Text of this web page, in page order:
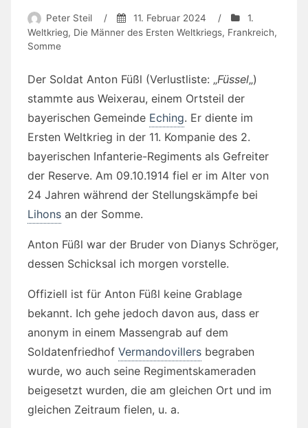
Peter Steil / 11. Februar 2024 /
1.
Weltkrieg, Die Männer des Ersten Weltkriegs, Frankreich,
Somme
Der Soldat Anton Füßl (Verlustliste: „Füssel„)
stammte aus Weixerau, einem Ortsteil der
bayerischen Gemeinde Eching. Er diente im
Ersten Weltkrieg in der 11. Kompanie des 2.
bayerischen Infanterie-Regiments als Gefreiter
der Reserve. Am 09.10.1914 fiel er im Alter von
24 Jahren während der Stellungskämpfe bei
Lihons an der Somme.
Anton Füßl war der Bruder von Dianys Schröger,
dessen Schicksal ich morgen vorstelle.
Offiziell ist für Anton Füßl keine Grablage
bekannt. Ich gehe jedoch davon aus, dass er
anonym in einem Massengrab auf dem
Soldatenfriedhof Vermandovillers begraben
wurde, wo auch seine Regimentskameraden
beigesetzt wurden, die am gleichen Ort und im
gleichen Zeitraum fielen, u. a.